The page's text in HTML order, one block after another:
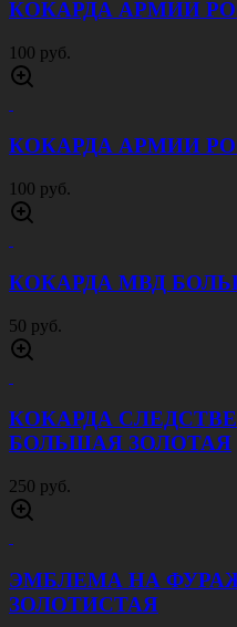
КОКАРДА АРМИИ
100 руб.
КОКАРДА АРМИИ
100 руб.
КОКАРДА МВД
50 руб.
КОКАРДА
БОЛЬШАЯ ЗОЛОТАЯ
250 руб.
ЭМБЛЕМА НА
ЗОЛОТИСТАЯ